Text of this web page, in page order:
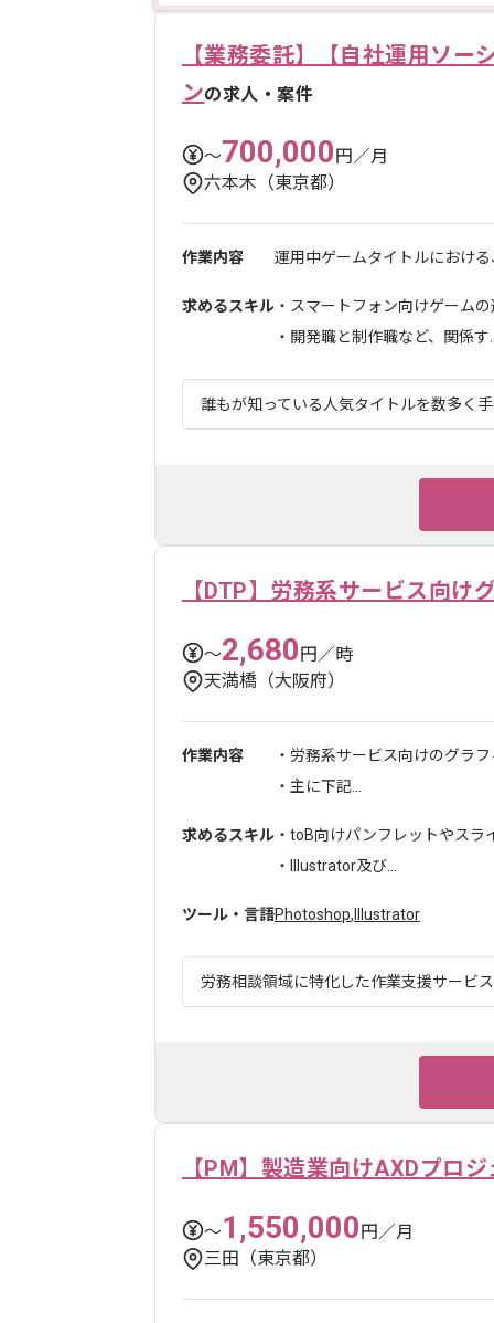
【業務委託】【自社運用ソー
ンの求人・案件
〜700,000円／月
六本木（東京都）
作業内容 運用中ゲームタイトルにおけ
求めるスキル ・スマートフォン向けゲーム
・開発職と制作職など、関係す
誰もが知っている人気タイトルを数多く
【DTP】労務系サービス向け
〜2,680円／時
天満橋（大阪府）
作業内容
・労務系サービス向けのグラ
・主に下記...
求めるスキル ・toB向けパンフレットやスラ
・Illustrator及び...
ツール・言語Photoshop, Illustrator
労務相談領域に特化した作業支援サービ
【PM】製造業向けAXDプロ
〜1,550,000円／月
三田（東京都）